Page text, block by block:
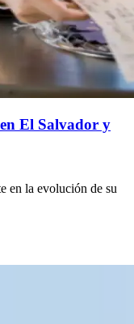
El Salvador y
en la evolución de su